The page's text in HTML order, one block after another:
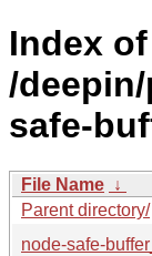
Index of
/
safe-
File Name ↓
Parent directory/
node-safe-